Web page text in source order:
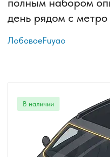
день рядом с
ЛобовоеFuyao